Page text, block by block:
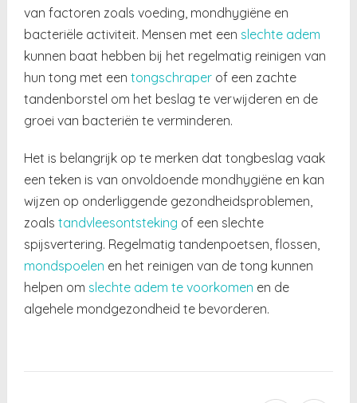
van factoren zoals voeding, mondhygiëne en
bacteriële activiteit. Mensen met een slechte adem
kunnen baat hebben bij het regelmatig reinigen van
hun tong met eentongschraper of een zachte
tandenborstel om het beslag te verwijderen en de
groei van bacteriën te verminderen.
Het is belangrijk op te merken dat tongbeslag vaak
een teken is van onvoldoende mondhygiëne en kan
wijzen op onderliggende gezondheidsproblemen,
zoalstandvleesontsteking of een slechte
spijsvertering. Regelmatig tandenpoetsen, flossen,
mondspoelen en het reinigen van de tong kunnen
helpen om slechte adem te voorkomen en de
algehele mondgezondheid te bevorderen.